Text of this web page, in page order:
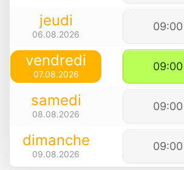
jeudi
06.08.2026
vendredi
07.08.2026
samedi
08.08.2026
dimanche
09.08.2026